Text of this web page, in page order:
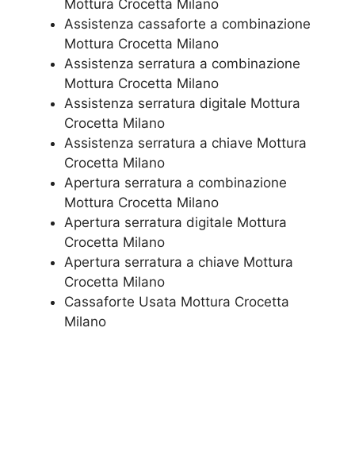
Mottura Crocetta Milano
Assistenza cassaforte a combinazione
Mottura Crocetta Milano
​Assistenza serratura​ ​a combinazione
Mottura Crocetta Milano
Assistenza serratura ​digitale Mottura
Crocetta Milano
Assistenza serratura ​a chiave Mottura
Crocetta Milano
​Apertura serratura​ ​a combinazione
Mottura Crocetta Milano
Apertura serratura​ ​digitale Mottura
Crocetta Milano
​Apertura serratura​ ​a chiave Mottura
Crocetta Milano
​Cassaforte Usata Mottura Crocetta
Milano